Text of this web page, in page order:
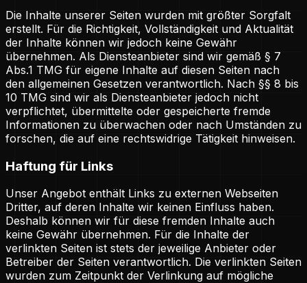
Die Inhalte unserer Seiten wurden mit größter Sorgfalt
erstellt. Für die Richtigkeit, Vollständigkeit und Aktualität
der Inhalte können wir jedoch keine Gewähr
übernehmen. Als Diensteanbieter sind wir gemäß § 7
Abs.1 TMG für eigene Inhalte auf diesen Seiten nach
den allgemeinen Gesetzen verantwortlich. Nach §§ 8 bis
10 TMG sind wir als Diensteanbieter jedoch nicht
verpflichtet, übermittelte oder gespeicherte fremde
Informationen zu überwachen oder nach Umständen zu
forschen, die auf eine rechtswidrige Tätigkeit hinweisen.
Haftung für Links
Unser Angebot enthält Links zu externen Webseiten
Dritter, auf deren Inhalte wir keinen Einfluss haben.
Deshalb können wir für diese fremden Inhalte auch
keine Gewähr übernehmen. Für die Inhalte der
verlinkten Seiten ist stets der jeweilige Anbieter oder
Betreiber der Seiten verantwortlich. Die verlinkten Seiten
wurden zum Zeitpunkt der Verlinkung auf mögliche